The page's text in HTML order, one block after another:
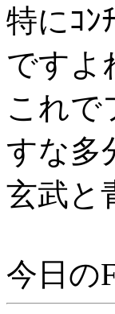
特にｺﾝ
ですよ
これで
すな多
玄武と
今日の